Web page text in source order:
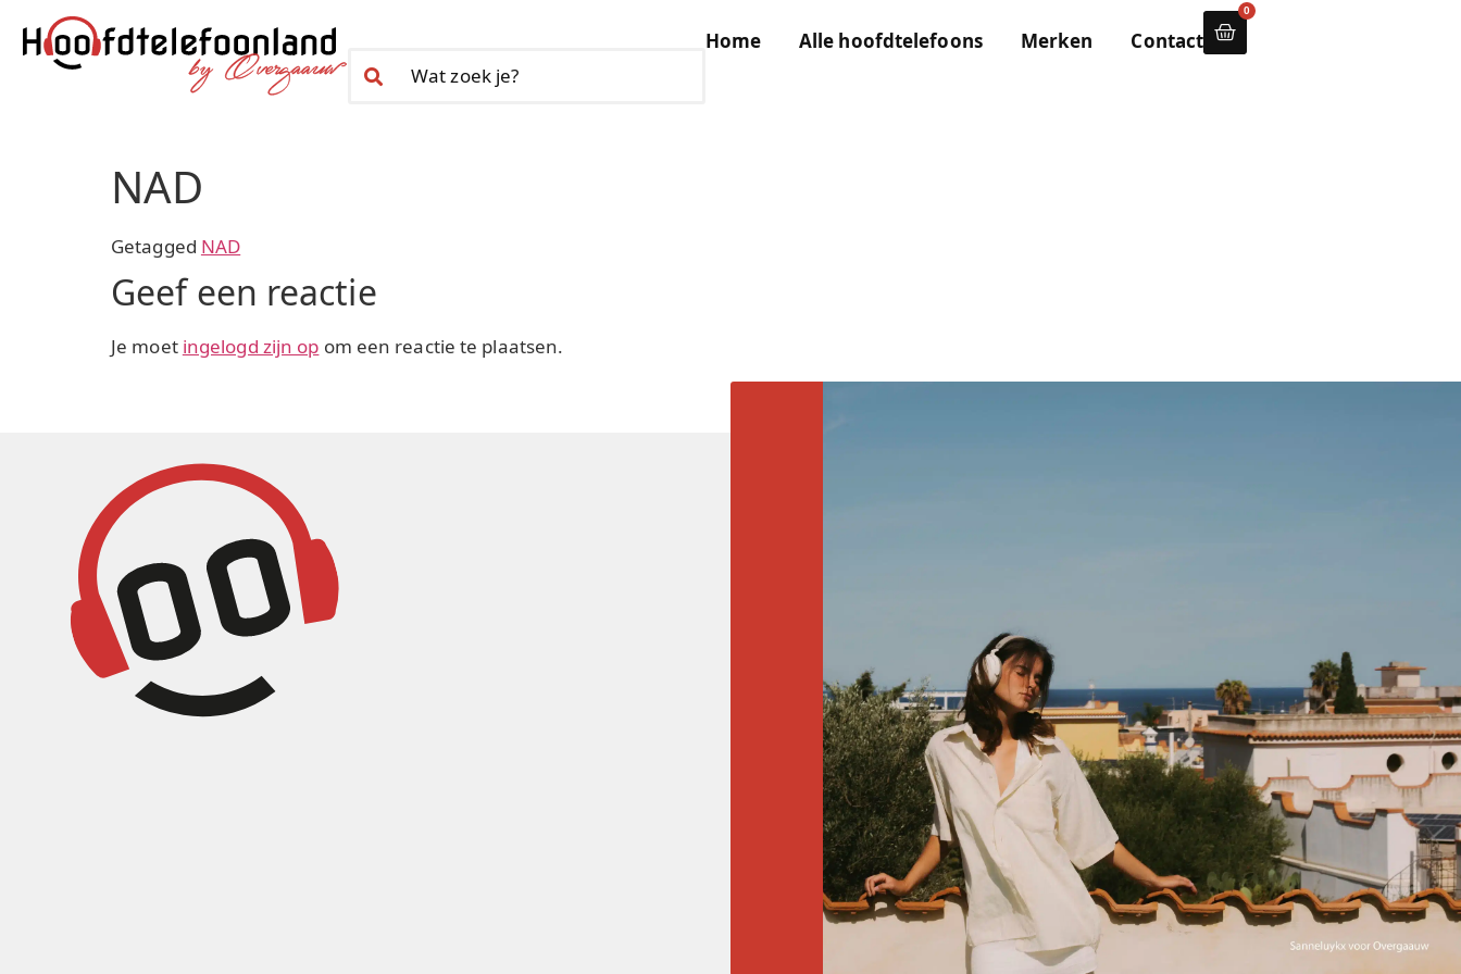
Home Alle hoofdtelefoons Merken Contact
0
NAD
Getagged NAD
Geef een reactie
Je moet ingelogd zijn op om een reactie te plaatsen.